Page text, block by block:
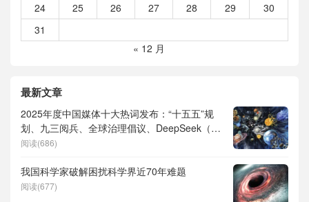
24
25 26 27 28 29
30
31
« 12 月
最新文章
2025年度中国媒体十大热词发布：“十五五”规
划、九三阅兵、全球治理倡议、DeepSeek（深
度求索）、人形机器人、苏超、票根经济、育
阅读(686)
我国科学家破解困扰科学界近70年难题
阅读(677)